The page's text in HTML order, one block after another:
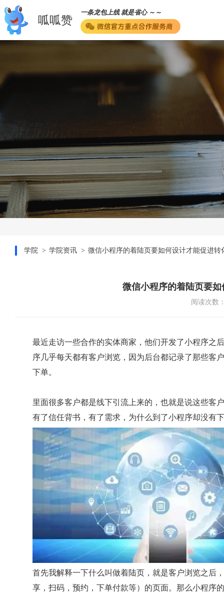
呱呱赞
一条龙包上线 就是省心 ～～
学院 学院资讯 微信小程序的着陆页要如何设计才能促进转
微信小程序的着陆页要
阅读次数
最近走访一些合作的实体商家，他们开发了小程序之
序几乎每天都有客户浏览，因为后台都记录了那些客
下单。
里面很多客户都是线下引流上来的，也就是说这些客
有了信任背书，有了需求，为什么到了小程序却没有
首先我解释一下什么叫做着陆页，就是客户浏览之后
享，扫码，预约，下单付款等）的页面。那么小程序